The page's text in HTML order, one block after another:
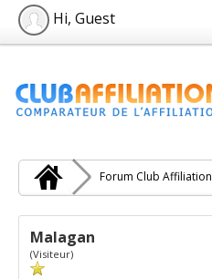
Hi, Guest
Forum Club Affiliation
Malagan
(Visiteur)